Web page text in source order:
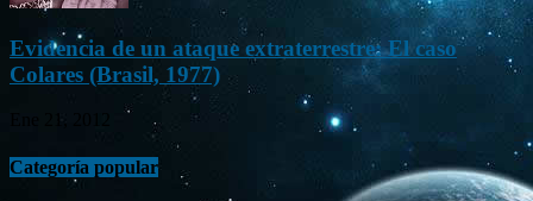
Evidencia de un ataque extraterrestre: El caso
Colares (Brasil, 1977)
Categoría popular